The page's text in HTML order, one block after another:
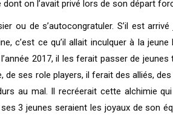
on l’avait privé lors de son départ
ou de s’autocongratuler. S’il est
c’est ce qu’il allait inculquer à la
2017, il les ferait passer de
de ses role players, il ferait des alliés,
au mal. Il recréerait cette alchimie
3 jeunes seraient les joyaux de son